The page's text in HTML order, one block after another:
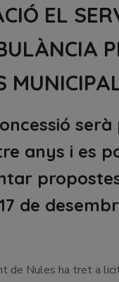
EL
serà
anys i es
17 de
de Nules ha tret a